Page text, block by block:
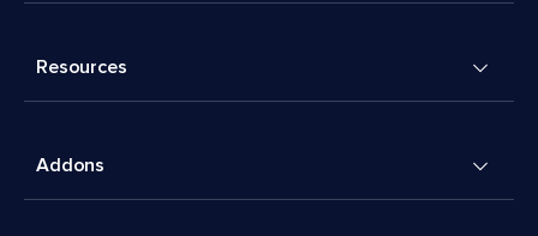
Resources
Addons